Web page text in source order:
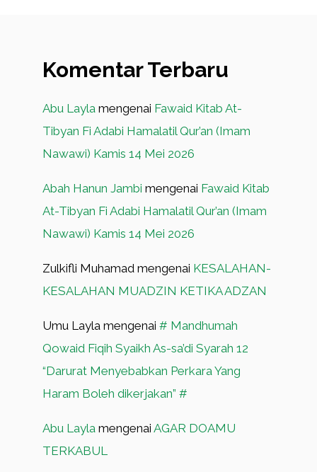
Komentar Terbaru
Abu Layla mengenai Fawaid Kitab At-
Tibyan Fi Adabi Hamalatil Qur’an (Imam
Nawawi) Kamis 14 Mei 2026
Abah Hanun Jambi mengenai Fawaid Kitab
At-Tibyan Fi Adabi Hamalatil Qur’an (Imam
Nawawi) Kamis 14 Mei 2026
Zulkifli Muhamad mengenai KESALAHAN-
KESALAHAN MUADZIN KETIKA ADZAN
Umu Layla mengenai # Mandhumah
Qowaid Fiqih Syaikh As-sa’di Syarah 12
“Darurat Menyebabkan Perkara Yang
Haram Boleh dikerjakan” #
Abu Layla mengenai AGAR DOAMU
TERKABUL